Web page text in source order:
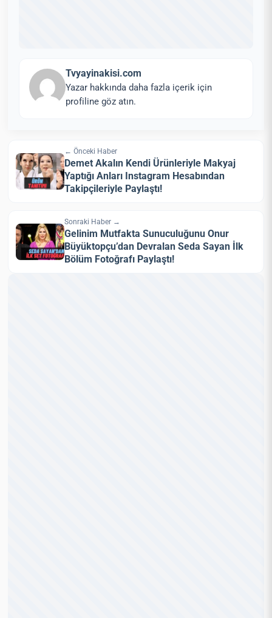
Tvyayinakisi.com
Yazar hakkında daha fazla içerik için
profiline göz atın.
← Önceki Haber
Demet Akalın Kendi Ürünleriyle Makyaj
Yaptığı Anları Instagram Hesabından
Takipçileriyle Paylaştı!
Sonraki Haber →
Gelinim Mutfakta Sunuculuğunu Onur
Büyüktopçu’dan Devralan Seda Sayan İlk
Bölüm Fotoğrafı Paylaştı!